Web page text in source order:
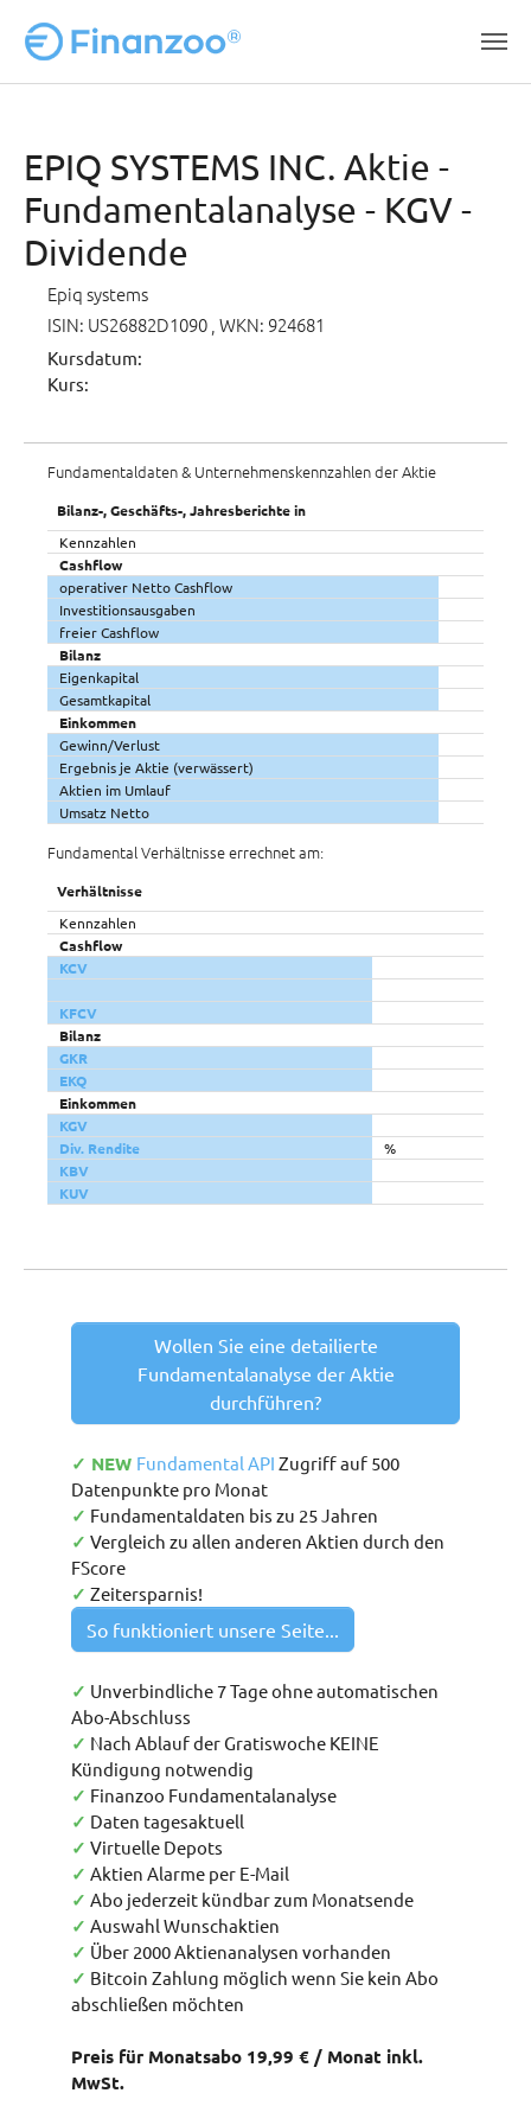
EPIQ SYSTEMS INC. Aktie -
Fundamentalanalyse - KGV -
Dividende
Epiq systems
ISIN: US26882D1090 , WKN: 924681
Kursdatum:
Kurs:
Fundamentaldaten & Unternehmenskennzahlen der Aktie
Bilanz-, Geschäfts-, Jahresberichte in
Kennzahlen
Cashflow
operativer Netto Cashflow
Investitionsausgaben
freier Cashflow
Bilanz
Eigenkapital
Gesamtkapital
Einkommen
Gewinn/Verlust
Ergebnis je Aktie (verwässert)
Aktien im Umlauf
Umsatz Netto
Fundamental Verhältnisse errechnet am:
Verhältnisse
Kennzahlen
Cashflow
KCV
KFCV
Bilanz
GKR
EKQ
Einkommen
KGV
Div. Rendite
%
KBV
KUV
Wollen Sie eine detailierte
Fundamentalanalyse der Aktie
durchführen?
✓ NEW Fundamental API Zugriff auf 500
Datenpunkte pro Monat
✓ Fundamentaldaten bis zu 25 Jahren
✓ Vergleich zu allen anderen Aktien durch den
FScore
✓ Zeitersparnis!
So funktioniert unsere Seite...
✓ Unverbindliche 7 Tage ohne automatischen
Abo-Abschluss
✓ Nach Ablauf der Gratiswoche KEINE
Kündigung notwendig
✓ Finanzoo Fundamentalanalyse
✓ Daten tagesaktuell
✓ Virtuelle Depots
✓ Aktien Alarme per E-Mail
✓ Abo jederzeit kündbar zum Monatsende
✓ Auswahl Wunschaktien
✓ Über 2000 Aktienanalysen vorhanden
✓ Bitcoin Zahlung möglich wenn Sie kein Abo
abschließen möchten
Preis für Monatsabo 19,99 € / Monat inkl.
MwSt.